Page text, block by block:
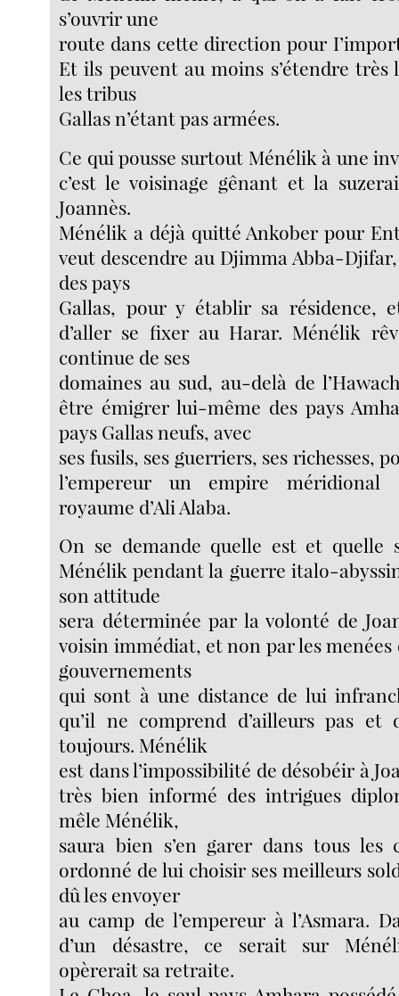
s’ouvrir une
route dans cette direction pour
Et ils peuvent au moins s’étendre très
les tribus
Gallas n’étant pas armées.
Ce qui pousse surtout Ménélik à une
c’est le voisinage gênant et la
Joannès.
Ménélik a déjà quitté Ankober pour
veut descendre au Djimma Abba-
des pays
Gallas, pour y établir sa résidence,
d’aller se fixer au Harar. Ménélik
continue de ses
domaines au sud, au-delà de
être émigrer lui-même des pays
pays Gallas neufs, avec
ses fusils, ses guerriers, ses richesses,
l’empereur un empire méridional
royaume d’Ali Alaba.
On se demande quelle est et quelle
Ménélik pendant la guerre italo-
son attitude
sera déterminée par la volonté de
voisin immédiat, et non par les
gouvernements
qui sont à une distance de lui
qu’il ne comprend d’ailleurs pas
toujours. Ménélik
est dans l’impossibilité de désobéir à
très bien informé des intrigues
mêle Ménélik,
saura bien s’en garer dans tous
ordonné de lui choisir ses meilleurs
dû les envoyer
au camp de l’empereur à l’Asmara.
d’un désastre, ce serait sur
opèrerait sa retraite.